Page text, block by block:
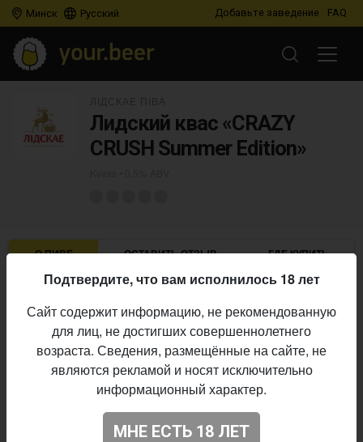
Минск Русский Добавьте заведение FAQ
Лидский квас «CRAZY
CRUSH Summer Edition»
О ПИВЕ ОСТАВИТЬ ОТЗЫВ ГДЕ КУПИТЬ
Стиль:
Kvass
Алкоголь:
0,5%
выпуска:
01.12.2025
N/A
Подтвердите, что вам исполнилось 18 лет
Сайт содержит информацию, не рекомендованную
для лиц, не достигших совершеннолетнего
возраста. Сведения, размещённые на сайте, не
являются рекламой и носят исключительно
информационный характер.
МНЕ ЕСТЬ 18 ЛЕТ